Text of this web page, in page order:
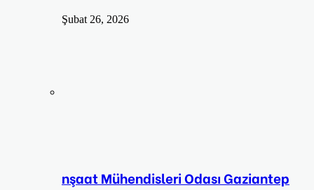
Şubat 26, 2026
nşaat Mühendisleri Odası Gaziantep